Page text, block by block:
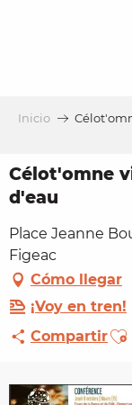
Inicio
Célot'omne
d'eau
Place Jeanne
Figeac
Cómo llegar
¡Voy en tren!
Compartir